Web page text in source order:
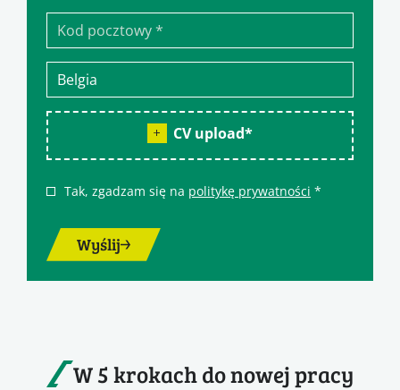
CV upload*
Tak, zgadzam się na politykę prywatności *
Wyślij
W 5 krokach do nowej pracy